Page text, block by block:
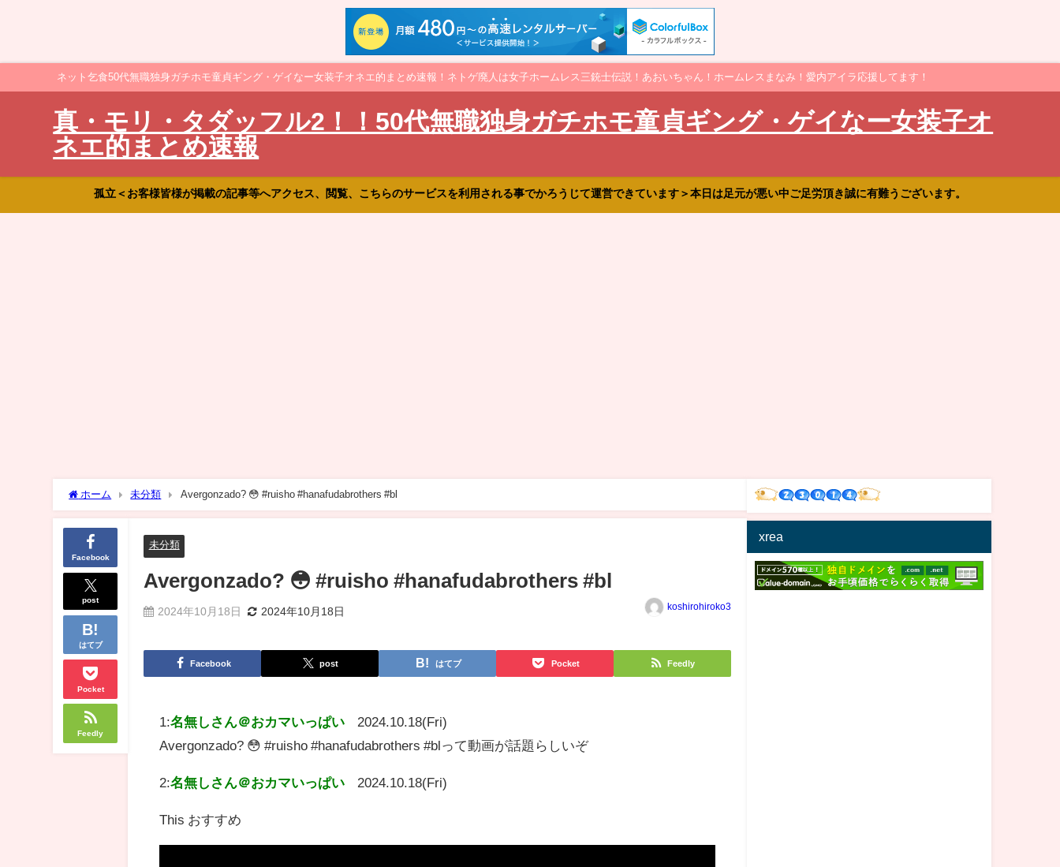
ネット乞食50代無職独身ガチホモ童貞ギング・ゲイなー女装子オネエ的まとめ速報！ネトゲ廃人は女子ホームレス三銃士伝説！あおいちゃん！ホームレスまなみ！愛内アイラ応援してます！
真・モリ・タダッフル2！！50代無職独身ガチホモ童貞ギング・ゲイなー女装子オ
ネエ的まとめ速報
孤立＜お客様皆様が掲載の記事等へアクセス、閲覧、こちらのサービスを利用される事でかろうじて運営できています＞本日は足元が悪い中ご足労頂き誠に有難うございます。
ホーム 未分類 Avergonzado? 😳 #ruisho #hanafudabrothers #bl
Facebook
post
はてブ
Pocket
Feedly
未分類
Avergonzado? 😳 #ruisho #hanafudabrothers #bl
2024年10月18日 2024年10月18日 koshirohiroko3
Facebook post はてブ Pocket Feedly
1:名無しさん＠おカマいっぱい
2024.10.18(Fri)
Avergonzado? 😳 #ruisho #hanafudabrothers #blって動画が話題らしいぞ
2:名無しさん＠おカマいっぱい 2024.10.18(Fri)
This おすすめ
xrea